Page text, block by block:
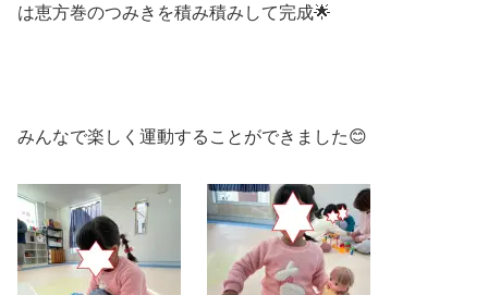
は恵方巻のつみきを積み積みして完成🌟
みんなで楽しく運動することができました😊